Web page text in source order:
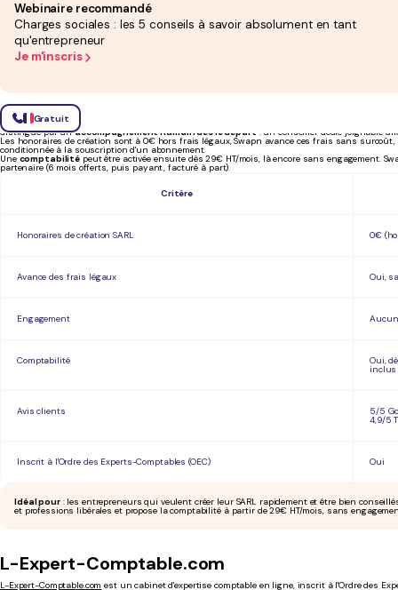
Webinaire recommandé
Charges sociales : les 5 conseils à savoir absolument en tant
qu'entrepreneur
Je m'inscris
Gratuit
* OEC: Ordre des Experts-Comptables
** EC: Expert-Comptable
Analyse détaillée des plateformes
Swapn
Swapn est une legaltech inscrite à l'Ordre des Experts-Comptables. Elle propose un parcours
distingue par unaccompagnement humain dès le départ : un conseiller dédié joignable
Les honoraires de création sont à 0€ hors frais légaux, Swapn avance ces frais sans
conditionnée à la souscription d'un abonnement.
Une comptabilité peut être activée ensuite dès 29€ HT/mois, là encore sans engagement.
partenaire (6 mois offerts, puis payant, facturé à part).
Critère
Honoraires de création SARL 0€
Avance des frais légaux Oui,
Engagement Aucun
Comptabilité Oui,
inclus
Avis clients 5/5
4,9/5
Inscrit à l'Ordre des Experts-Comptables (OEC) Oui
Idéal pour: les entrepreneurs qui veulent créer leur SARL rapidement et être bien
et professions libérales et propose la comptabilité à partir de 29€ HT/mois, sans
L-Expert-Comptable.com
L-Expert-Comptable.com est un cabinet d'expertise comptable en ligne, inscrit à l'Ordre des